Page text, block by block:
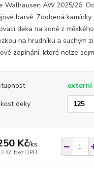
Walhausen AW 2025/26.
barvě. Zdobená
deka na koně z
na hrudníku a suchým
zapínání, které nelze
externí
deky
Kč/ks
Kč bez DPH